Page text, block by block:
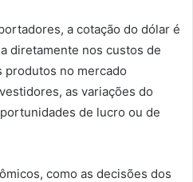
a cotação do dólar é
diretamente nos custos de
produtos no mercado
as variações do
de lucro ou de
como as decisões dos